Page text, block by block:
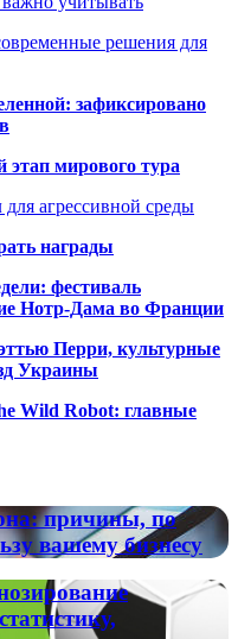
решения для
зафиксировано
этап мирового тура
агрессивной среды
награды
фестиваль
Нотр-Дама во Франции
Перри, культурные
Украины
Wild Robot: главные
причины, по
вашему бизнесу